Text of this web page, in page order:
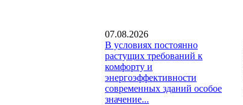
07.08.2026
В условиях постоянно
растущих требований к
комфорту и
энергоэффективности
современных зданий особое
значение...